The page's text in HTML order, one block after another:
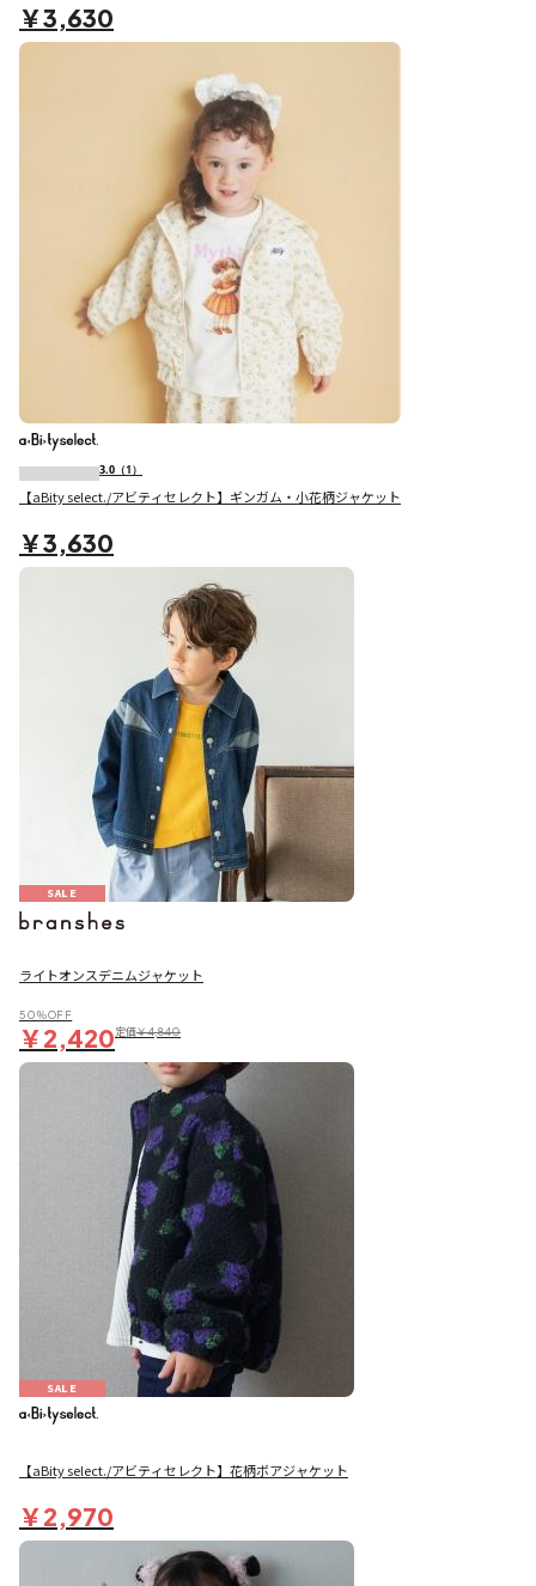
￥3,630
3.0 （1）
【aBity select./アビティセレクト】ギンガム・小花柄ジャケット
￥3,630
SALE
ライトオンスデニムジャケット
50％OFF
￥2,420定価￥4,840
SALE
【aBity select./アビティセレクト】花柄ボアジャケット
￥2,970